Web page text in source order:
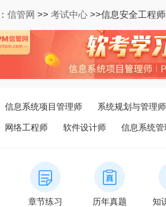
信管网 >> 考试中心 >>信息安全工程
信息系统项目管理师 系统规划与管理师
网络工程师 软件设计师 信息系统
章节练习 历年真题 知